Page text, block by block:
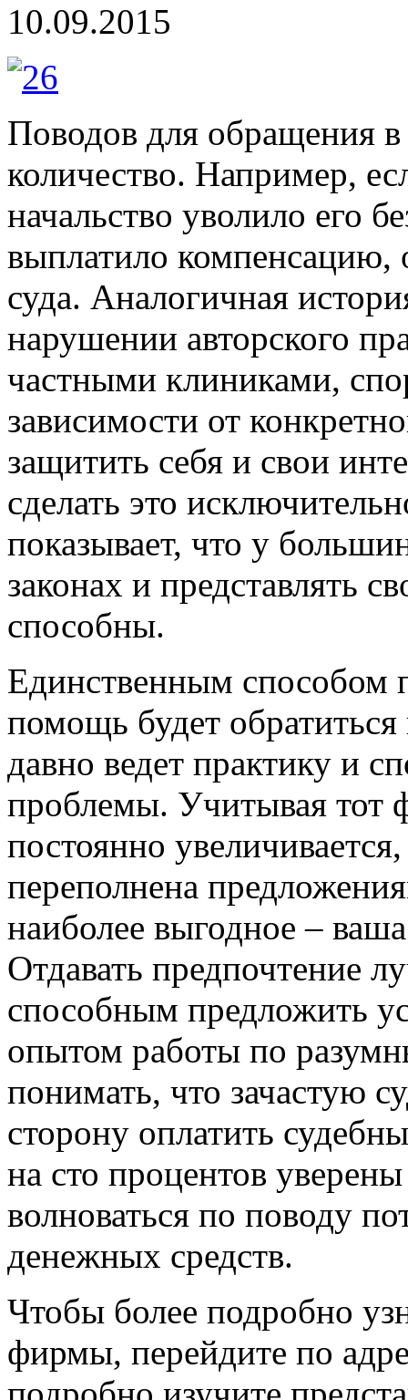
10.09.2015
Поводов для обращения
количество. Например,
начальство уволило его
выплатило компенсацию,
суда. Аналогичная
нарушении авторского
частными клиниками,
зависимости от
защитить себя и свои
сделать это
показывает, что у
законах и представлять
способны.
Единственным способом
помощь будет
давно ведет практику и
проблемы. Учитывая тот
постоянно
переполнена
наиболее выгодное –
Отдавать предпочтение
способным предложить
опытом работы по
понимать, что зачастую
сторону оплатить
на сто процентов
волноваться по поводу
денежных средств.
Чтобы более подробно
фирмы, перейдите по